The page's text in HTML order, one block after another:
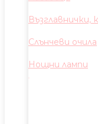
Възглавнички,
Слънчеви очила
Нощни лампи